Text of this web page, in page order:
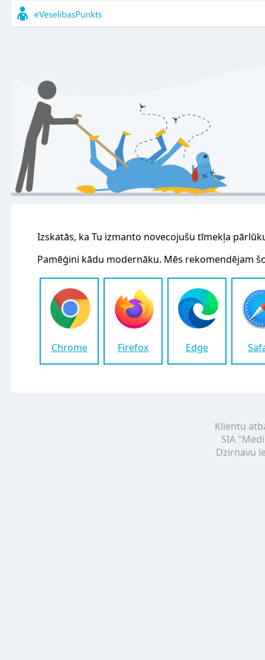
Izskatās, ka Tu izmanto novecojušu tīmekļa
Pamēģini kādu modernāku. Mēs rekomendējam
Chrome Firefox Edge
Klientu
SIA
Dzirnavu